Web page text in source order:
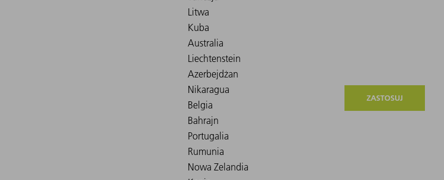
ZASTOSUJ